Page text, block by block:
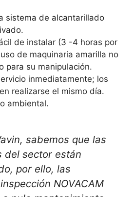
sistema de alcantarillado
de instalar (3 -4 horas por
de maquinaria amarilla no
para su manipulación.
inmediatamente; los
realizarse el mismo día.
ambiental.
sabemos que las
del sector están
por ello, las
NOVACAM